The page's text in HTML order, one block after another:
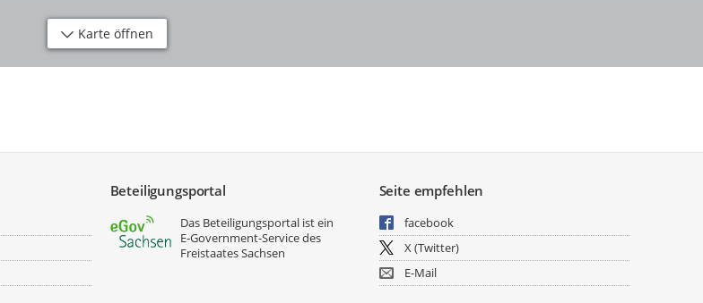
Karte öffnen
Beteiligungsportal
Das Beteiligungsportal ist ein
E‑Government-Service des
Freistaates Sachsen
Seite empfehlen
facebook
X (Twitter)
E-Mail